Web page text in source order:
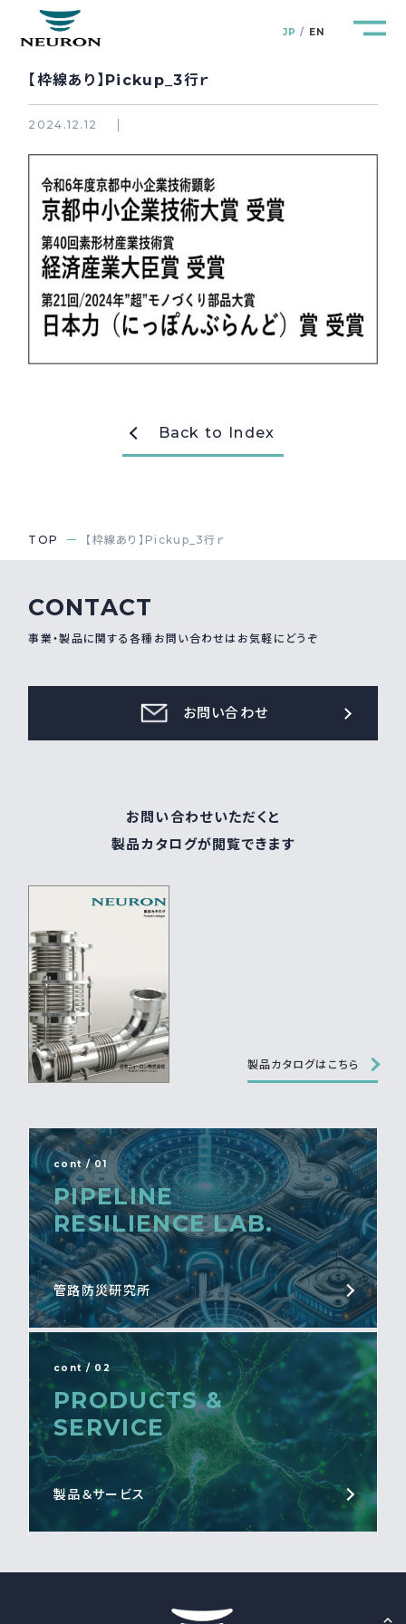
JP EN
管路防災研究所 Pipeline Resilience Lab.
製品＆サービス Products&Service
研究開発 R&D
Recruit
【枠線あり】Pickup_3行ｒ
2024.12.12
Back to Index
TOP 【枠線あり】Pickup_3行ｒ
CONTACT
事業・製品に関する各種お問い合わせはお気軽にどうぞ
お問い合わせ
お問い合わせいただくと
製品カタログが閲覧できます
製品カタログはこちら
cont / 01
PIPELINE
RESILIENCE LAB.
管路防災研究所
cont / 02
PRODUCTS &
SERVICE
製品＆サービス